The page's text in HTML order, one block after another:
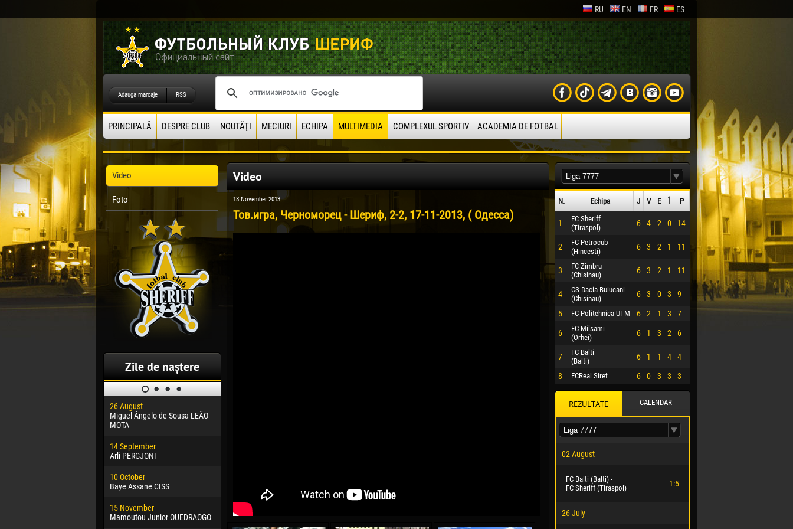
RU EN FR ES
Adauga marcaje RSS
PRINCIPALĂ DESPRE CLUB NOUTĂŢI MECIURI ECHIPA MULTIMEDIA COMPLEXUL SPORTIV ACADEMIA DE FOTBAL
Video
Foto
Zile de naștere
26 August
Miguel Ângelo de Sousa LEÃO
MOTA
14 September
Arli PERGJONI
10 October
Baye Assane CISS
15 November
Mamoutou Junior OUEDRAOGO
Emmanuel AFETSE
15 June
Jair Ameth MODELO HERRERA
Video
18 November 2013
Тов.игра, Черноморец - Шериф, 2-2, 17-11-2013, ( Одесса)
N. Echipa J V E Î P
1
FC Sheriff
(Tiraspol)
6 4 2 0 14
2
FC Petrocub
(Hincesti)
6 3 2 1 11
3
FC Zimbru
(Chisinau)
6 3 2 1 11
4
CS Dacia-Buiucani
(Chisinau)
6 3 0 3 9
5 FC Politehnica-UTM 6 2 1 3 7
6
FC Milsami
(Orhei)
6 1 3 2 6
7
FC Balti
(Balti)
6 1 1 4 4
8 FCReal Siret 6 0 3 3 3
REZULTATE CALENDAR
02 August
FC Balti (Balti) -
FC Sheriff (Tiraspol)
1:5
26 July